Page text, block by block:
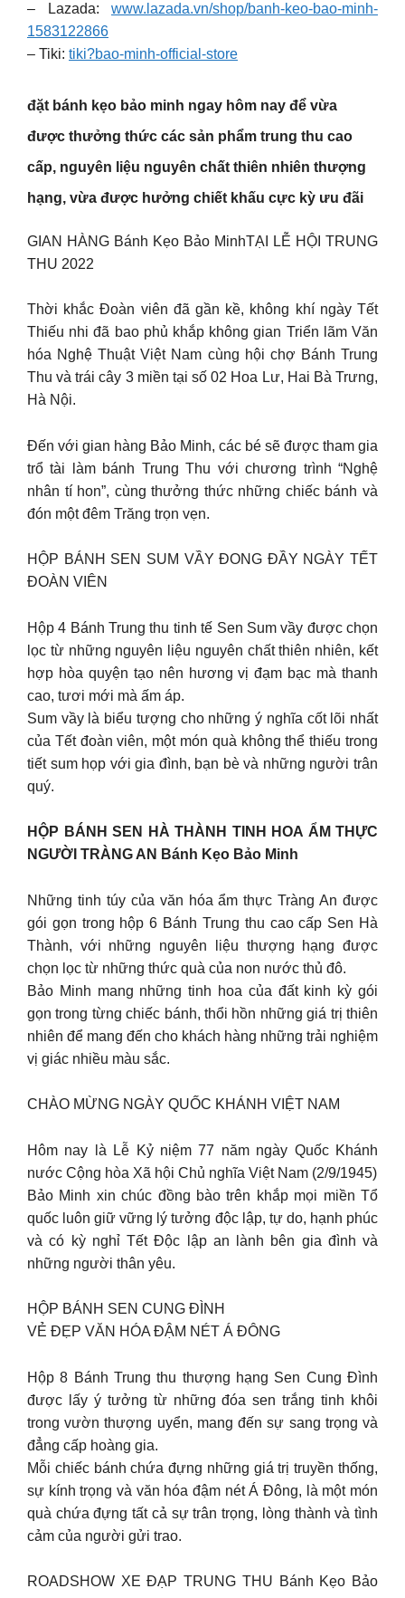
– Lazada: www.lazada.vn/shop/banh-keo-bao-minh-
1583122866
– Tiki: tiki?bao-minh-official-store
đặt bánh kẹo bảo minh ngay hôm nay để vừa
được thưởng thức các sản phẩm trung thu cao
cấp, nguyên liệu nguyên chất thiên nhiên thượng
hạng, vừa được hưởng chiết khấu cực kỳ ưu đãi
GIAN HÀNG Bánh Kẹo Bảo MinhTẠI LỄ HỘI TRUNG
THU 2022
Thời khắc Đoàn viên đã gần kề, không khí ngày Tết
Thiếu nhi đã bao phủ khắp không gian Triển lãm Văn
hóa Nghệ Thuật Việt Nam cùng hội chợ Bánh Trung
Thu và trái cây 3 miền tại số 02 Hoa Lư, Hai Bà Trưng,
Hà Nội.
Đến với gian hàng Bảo Minh, các bé sẽ được tham gia
trổ tài làm bánh Trung Thu với chương trình “Nghệ
nhân tí hon”, cùng thưởng thức những chiếc bánh và
đón một đêm Trăng trọn vẹn.
HỘP BÁNH SEN SUM VẦYĐONG ĐẦY NGÀY TẾT
ĐOÀN VIÊN
Hộp 4 Bánh Trung thu tinh tế Sen Sum vầy được chọn
lọc từ những nguyên liệu nguyên chất thiên nhiên, kết
hợp hòa quyện tạo nên hương vị đạm bạc mà thanh
cao, tươi mới mà ấm áp.
Sum vầy là biểu tượng cho những ý nghĩa cốt lõi nhất
của Tết đoàn viên, một món quà không thể thiếu trong
tiết sum họp với gia đình, bạn bè và những người trân
quý.
HỘP BÁNH SEN HÀ THÀNH TINH HOA ẨM THỰC
NGƯỜI TRÀNG AN Bánh Kẹo Bảo Minh
Những tinh túy của văn hóa ẩm thực Tràng An được
gói gọn trong hộp 6 Bánh Trung thu cao cấp Sen Hà
Thành, với những nguyên liệu thượng hạng được
chọn lọc từ những thức quà của non nước thủ đô.
Bảo Minh mang những tinh hoa của đất kinh kỳ gói
gọn trong từng chiếc bánh, thổi hồn những giá trị thiên
nhiên để mang đến cho khách hàng những trải nghiệm
vị giác nhiều màu sắc.
CHÀO MỪNG NGÀY QUỐC KHÁNH VIỆT NAM
Hôm nay là Lễ Kỷ niệm 77 năm ngày Quốc Khánh
nước Cộng hòa Xã hội Chủ nghĩa Việt Nam (2/9/1945)
Bảo Minh xin chúc đồng bào trên khắp mọi miền Tổ
quốc luôn giữ vững lý tưởng độc lập, tự do, hạnh phúc
và có kỳ nghỉ Tết Độc lập an lành bên gia đình và
những người thân yêu.
HỘP BÁNH SEN CUNG ĐÌNH
VẺ ĐẸP VĂN HÓA ĐẬM NÉT Á ĐÔNG
Hộp 8 Bánh Trung thu thượng hạng Sen Cung Đình
được lấy ý tưởng từ những đóa sen trắng tinh khôi
trong vườn thượng uyển, mang đến sự sang trọng và
đẳng cấp hoàng gia.
Mỗi chiếc bánh chứa đựng những giá trị truyền thống,
sự kính trọng và văn hóa đậm nét Á Đông, là một món
quà chứa đựng tất cả sự trân trọng, lòng thành và tình
cảm của người gửi trao.
ROADSHOW XE ĐẠP TRUNG THU Bánh Kẹo Bảo